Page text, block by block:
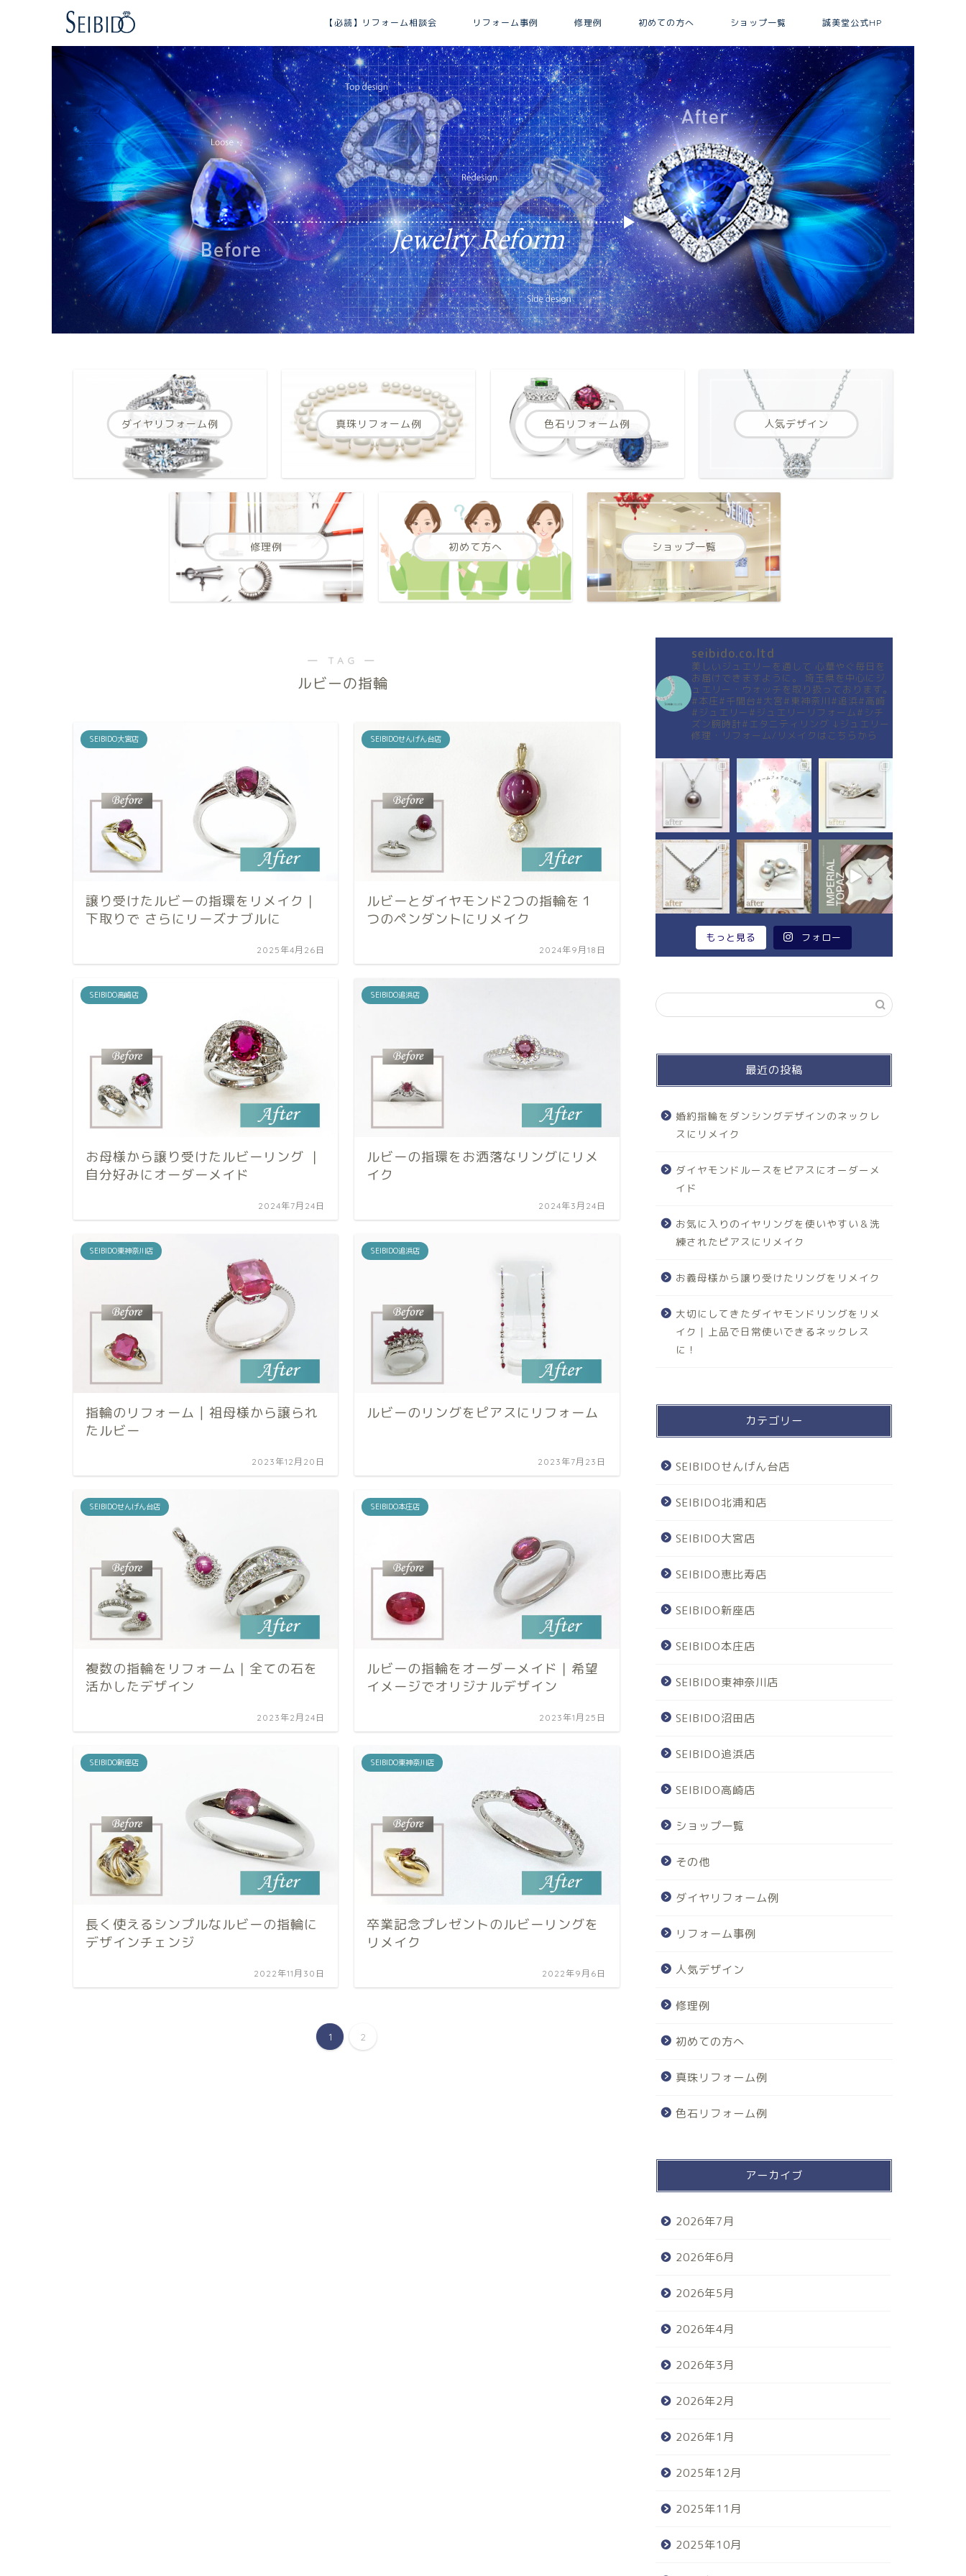
【必読】リフォーム相談会 リフォーム事例 修理例 初めての方へ ショップ一覧 誠美堂公式HP
ダイヤリフォーム例 真珠リフォーム例 色石リフォーム例 人気デザイン
修理例 初めて方へ ショップ一覧
― TAG ―
ルビーの指輪
SEIBIDO大宮店
譲り受けたルビーの指環をリメイク｜
下取りで さらにリーズナブルに
2025年4月26日
SEIBIDOせんげん台店
ルビーとダイヤモンド2つの指輪を１
つのペンダントにリメイク
2024年9月18日
SEIBIDO高崎店
お母様から譲り受けたルビーリング ｜
自分好みにオーダーメイド
2024年7月24日
SEIBIDO追浜店
ルビーの指環をお洒落なリングにリメ
イク
2024年3月24日
SEIBIDO東神奈川店
指輪のリフォーム | 祖母様から譲られ
たルビー
2023年12月20日
SEIBIDO追浜店
ルビーのリングをピアスにリフォーム
2023年7月23日
SEIBIDOせんげん台店
複数の指輪をリフォーム｜全ての石を
活かしたデザイン
2023年2月24日
SEIBIDO本庄店
ルビーの指輪をオーダーメイド｜希望
イメージでオリジナルデザイン
2023年1月25日
SEIBIDO新座店
長く使えるシンプルなルビーの指輪に
デザインチェンジ
2022年11月30日
SEIBIDO東神奈川店
卒業記念プレゼントのルビーリングを
リメイク
2022年9月6日
1 2
seibido.co.ltd
美しいジュエリーを通して 心華やぐ毎日を
お届けできますように。
埼玉県を中心にジ
ュエリー・ウォッチを取り扱っております。
#本庄#千間台#大宮#東神奈川#追浜#高崎
#ジュエリー#ジュエリーリフォーム#シチ
ズン腕時計#エタニティリング ↓ジュエリー
修理・リフォーム/リメイクはこちらから
もっと見る フォロー
最近の投稿
婚約指輪をダンシングデザインのネックレ
スにリメイク
ダイヤモンドルースをピアスにオーダーメ
イド
お気に入りのイヤリングを使いやすい＆洗
練されたピアスにリメイク
お義母様から譲り受けたリングをリメイク
大切にしてきたダイヤモンドリングをリメ
イク｜上品で日常使いできるネックレス
に！
カテゴリー
SEIBIDOせんげん台店
SEIBIDO北浦和店
SEIBIDO大宮店
SEIBIDO恵比寿店
SEIBIDO新座店
SEIBIDO本庄店
SEIBIDO東神奈川店
SEIBIDO沼田店
SEIBIDO追浜店
SEIBIDO高崎店
ショップ一覧
その他
ダイヤリフォーム例
リフォーム事例
人気デザイン
修理例
初めての方へ
真珠リフォーム例
色石リフォーム例
アーカイブ
2026年7月
2026年6月
2026年5月
2026年4月
2026年3月
2026年2月
2026年1月
2025年12月
2025年11月
2025年10月